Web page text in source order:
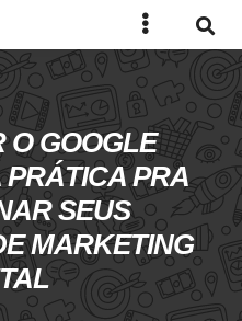
O GOOGLE
PRA
SEUS
MARKETING